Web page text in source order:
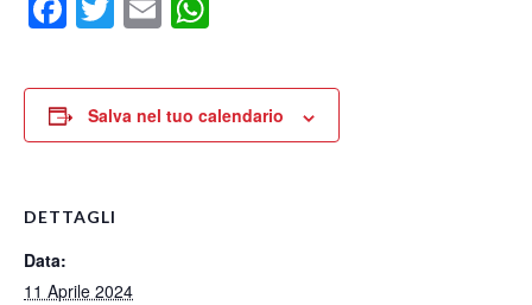
Salva nel tuo calendario
DETTAGLI
Data:
11 Aprile 2024